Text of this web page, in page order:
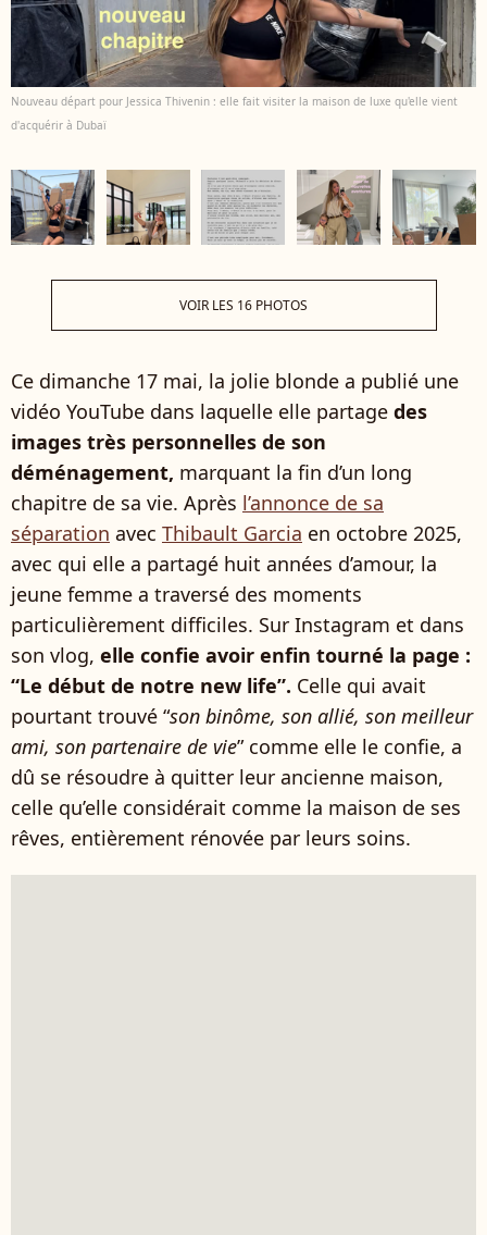
Nouveau départ pour Jessica Thivenin : elle fait visiter la maison de luxe qu'elle vient
d'acquérir à Dubaï
VOIR LES 16 PHOTOS
Ce dimanche 17 mai, la jolie blonde a publié une
vidéo YouTube dans laquelle elle partage des
images très personnelles de son
déménagement, marquant la fin d’un long
chapitre de sa vie. Après l’annonce de sa
séparation avec Thibault Garcia en octobre 2025,
avec qui elle a partagé huit années d’amour, la
jeune femme a traversé des moments
particulièrement difficiles. Sur Instagram et dans
son vlog, elle confie avoir enfin tourné la page :
“Le début de notre new life”. Celle qui avait
pourtant trouvé “son binôme, son allié, son meilleur
ami, son partenaire de vie” comme elle le confie, a
dû se résoudre à quitter leur ancienne maison,
celle qu’elle considérait comme la maison de ses
rêves, entièrement rénovée par leurs soins.